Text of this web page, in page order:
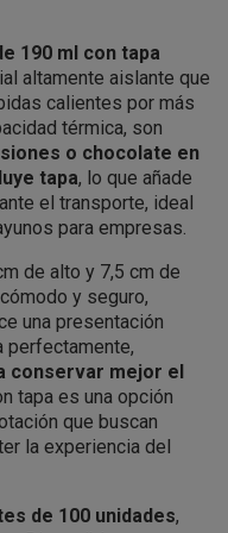
190 ml con tapa
altamente aislante que
calientes por más
térmica, son
o chocolate en
tapa, lo que añade
el transporte, ideal
para empresas.
de alto y 7,5 cm de
y seguro,
una presentación
perfectamente,
conservar mejor el
tapa es una opción
que buscan
la experiencia del
de 100 unidades,